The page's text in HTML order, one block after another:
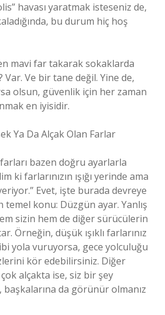
havası yaratmak isteseniz de,
bu durum hiç hoş
mavi far takarak sokaklarda
Var. Ve bir tane değil. Yine de,
olsun, güvenlik için her zaman
en iyisidir.
Ya Da Alçak Olan Farlar
farları bazen doğru ayarlarla
ki farlarınızın ışığı yerinde ama
Evet, işte burada devreye
konu: Düzgün ayar. Yanlış
sizin hem de diğer sürücülerin
Örneğin, düşük ışıklı farlarınız
yola vuruyorsa, gece yolculuğu
kör edebilirsiniz. Diğer
alçakta ise, siz bir şey
da görünür olmanız